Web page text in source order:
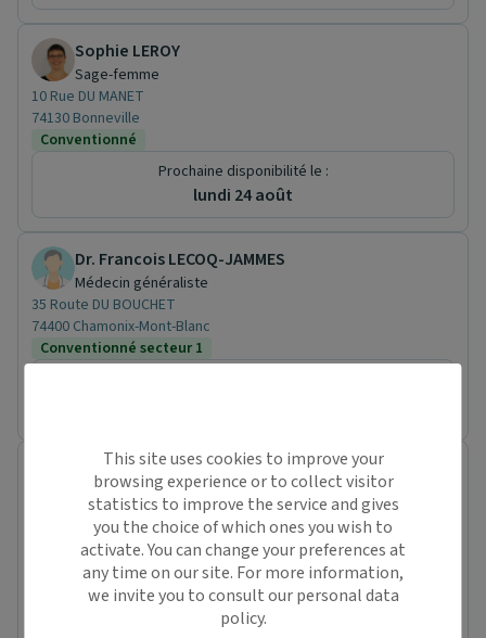
Sophie LEROY
Sage-femme
10 Rue DU MANET
74130 Bonneville
Conventionné
Prochaine disponibilité le :
lundi 24 août
Dr. Francois LECOQ-JAMMES
Médecin généraliste
35 Route DU BOUCHET
74400 Chamonix-Mont-Blanc
Conventionné secteur 1
Dr. Isabelle BIZZOCCHI
Médecin généraliste
213 B IMPASSE DU VEUDEY
74130 Bonneville
Conventionné secteur 1
Pas de nouveaux patients
Prochaine disponibilité le :
mardi 8 septembre
This site uses cookies to improve your
browsing experience or to collect visitor
statistics to improve the service and gives
you the choice of which ones you wish to
activate. You can change your preferences at
any time on our site. For more information,
we invite you to consult our personal data
policy.